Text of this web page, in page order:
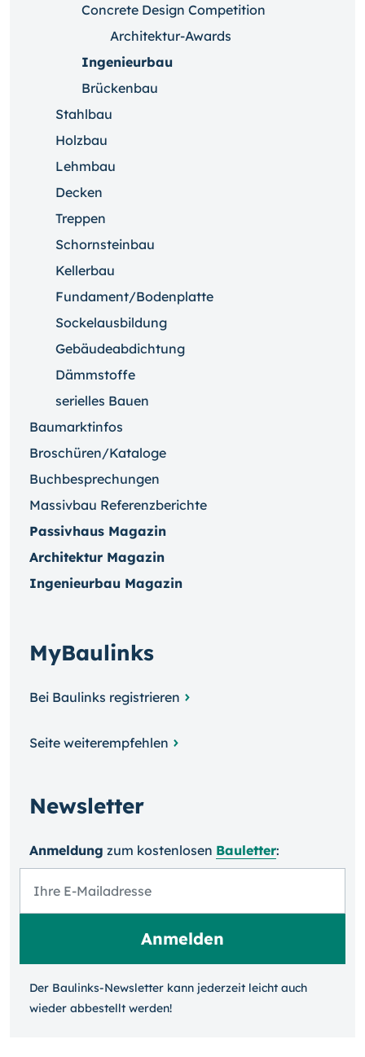
Concrete Design Competition
Architektur-Awards
Ingenieurbau
Brückenbau
Stahlbau
Holzbau
Lehmbau
Decken
Treppen
Schornsteinbau
Kellerbau
Fundament/Bodenplatte
Sockelausbildung
Gebäudeabdichtung
Dämmstoffe
serielles Bauen
Baumarktinfos
Broschüren/Kataloge
Buchbesprechungen
Massivbau Referenzberichte
Passivhaus Magazin
Architektur Magazin
Ingenieurbau Magazin
MyBaulinks
Bei Baulinks registrieren
Seite weiterempfehlen
Newsletter
Anmeldung zum kosten­losen Bauletter:
Der Baulinks-Newsletter kann jeder­zeit leicht auch
wieder ab­bestellt werden!